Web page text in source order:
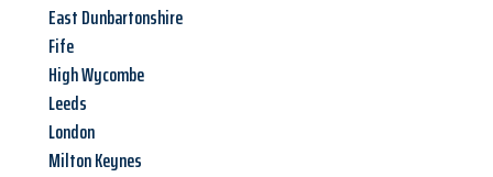
East Dunbartonshire
Fife
High Wycombe
Leeds
London
Milton Keynes